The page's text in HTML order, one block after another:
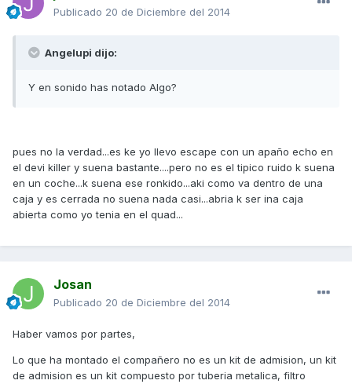
Publicado 20 de Diciembre del 2014
Angelupi dijo:
Y en sonido has notado Algo?
pues no la verdad...es ke yo llevo escape con un apaño echo en
el devi killer y suena bastante....pero no es el tipico ruido k suena
en un coche...k suena ese ronkido...aki como va dentro de una
caja y es cerrada no suena nada casi...abria k ser ina caja
abierta como yo tenia en el quad...
Josan
Publicado 20 de Diciembre del 2014
Haber vamos por partes,
Lo que ha montado el compañero no es un kit de admision, un kit
de admision es un kit compuesto por tuberia metalica, filtro